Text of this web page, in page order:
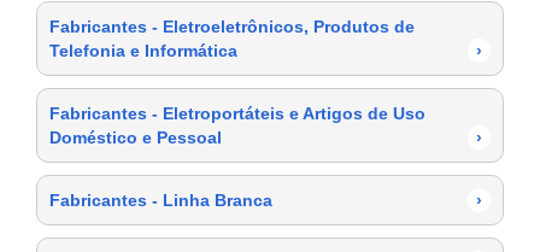
Fabricantes - Eletroeletrônicos, Produtos de
Telefonia e Informática
›
Fabricantes - Eletroportáteis e Artigos de Uso
Doméstico e Pessoal
›
Fabricantes - Linha Branca ›